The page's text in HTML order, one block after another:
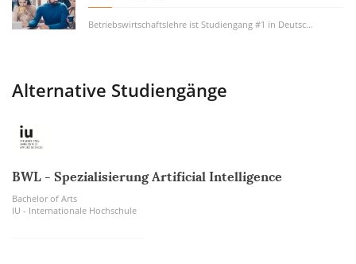
Betriebswirtschaftslehre ist Studiengang #1 in Deutschland. Wie viel Geld verdient man...
Alternative Studiengänge
BWL - Spezialisierung Artificial Intelligence
Bachelor of Arts
IU - Internationale Hochschule